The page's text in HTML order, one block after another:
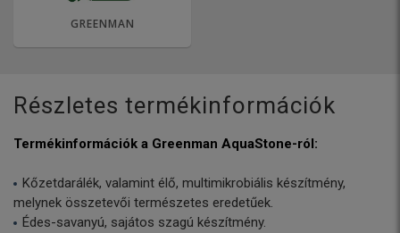
GREENMAN
Részletes termékinformációk
Termékinformációk a Greenman AquaStone-ról:
Kőzetdarálék, valamint élő, multimikrobiális készítmény,
melynek összetevői természetes eredetűek.
Édes-savanyú, sajátos szagú készítmény.